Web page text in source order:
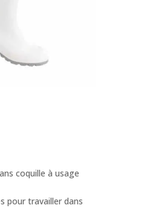
coquille à usage
pour travailler dans